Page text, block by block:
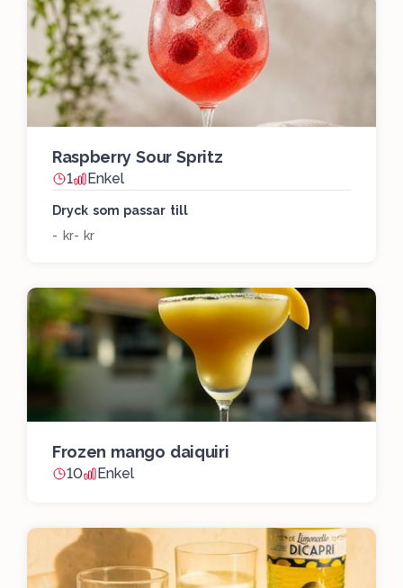
Raspberry Sour Spritz
1 Enkel
Dryck som passar till
- kr- kr
Frozen mango daiquiri
10 Enkel